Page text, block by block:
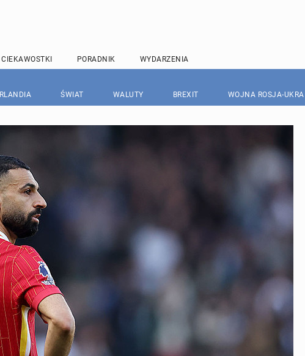
CIEKAWOSTKI PORADNIK WYDARZENIA
IRLANDIA ŚWIAT WALUTY BREXIT WOJNA ROSJA-